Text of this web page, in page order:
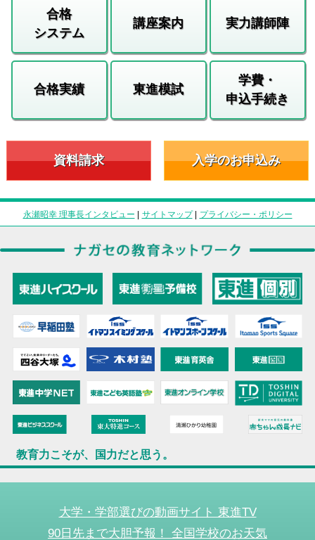
合格
システム
講座案内 実力講師陣
合格実績 東進模試
学費・
申込手続き
資料請求 入学のお申込み
永瀬昭幸 理事長インタビュー | サイトマップ| プライバシー・ポリシー
教育力こそが、国力だと思う。
大学・学部選びの動画サイト 東進TV
90日先まで大胆予報！ 全国学校のお天気